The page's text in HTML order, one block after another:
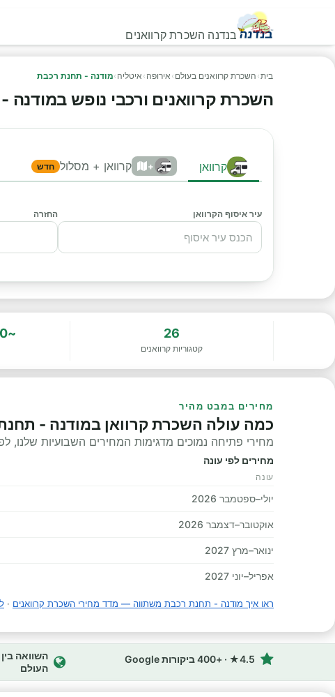
בנדנה השכרת קרוואנים
בית› השכרת קרוואנים בעולם › אירופה › איטליה ›מודנה - תחנת רכבת
השכרת קרוואנים ורכבי נופש במודנה -
קרוואן + קרוואן + מסלול חדש
עיר איסוף הקרוואן החזרה
26
קטגוריות קרוואנים
~110–191 € EUR
מחירים במבט מהיר
כמה עולה השכרת קרוואן במודנה -
מחירי פתיחה נמוכים מדגימות המחירים השבועיות שלנו,
מחירים לפי עונה
עונה
יולי–ספטמבר 2026
אוקטובר–דצמבר 2026
ינואר–מרץ 2027
אפריל–יוני 2027
ראו איך מודנה - תחנת רכבת משתווה — מדד מחירי השכרת קרוואנים ·
4.5★ · +400 ביקורות Google
העולם